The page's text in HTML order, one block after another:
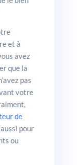
et à
avez
que la
pas
votre
de
pour
ou